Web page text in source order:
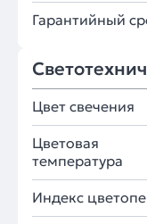
Гарантийный
Цвет свечения
Цветовая
температура
Индекс